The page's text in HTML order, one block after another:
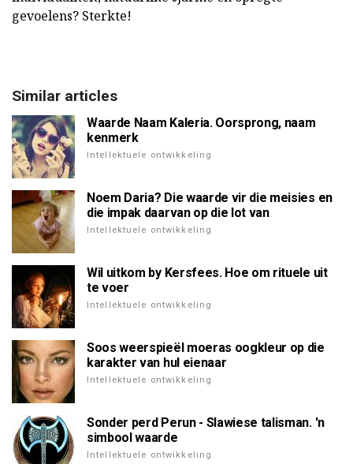
gevoelens? Sterkte!
Similar articles
Waarde Naam Kaleria. Oorsprong, naam
kenmerk
Intellektuele ontwikkeling
Noem Daria? Die waarde vir die meisies en
die impak daarvan op die lot van
Intellektuele ontwikkeling
Wil uitkom by Kersfees. Hoe om rituele uit
te voer
Intellektuele ontwikkeling
Soos weerspieël moeras oogkleur op die
karakter van hul eienaar
Intellektuele ontwikkeling
Sonder perd Perun - Slawiese talisman. 'n
simbool waarde
Intellektuele ontwikkeling